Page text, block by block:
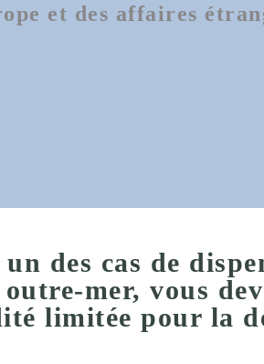
et des affaires
des cas de
mer, vous
limitée pour la